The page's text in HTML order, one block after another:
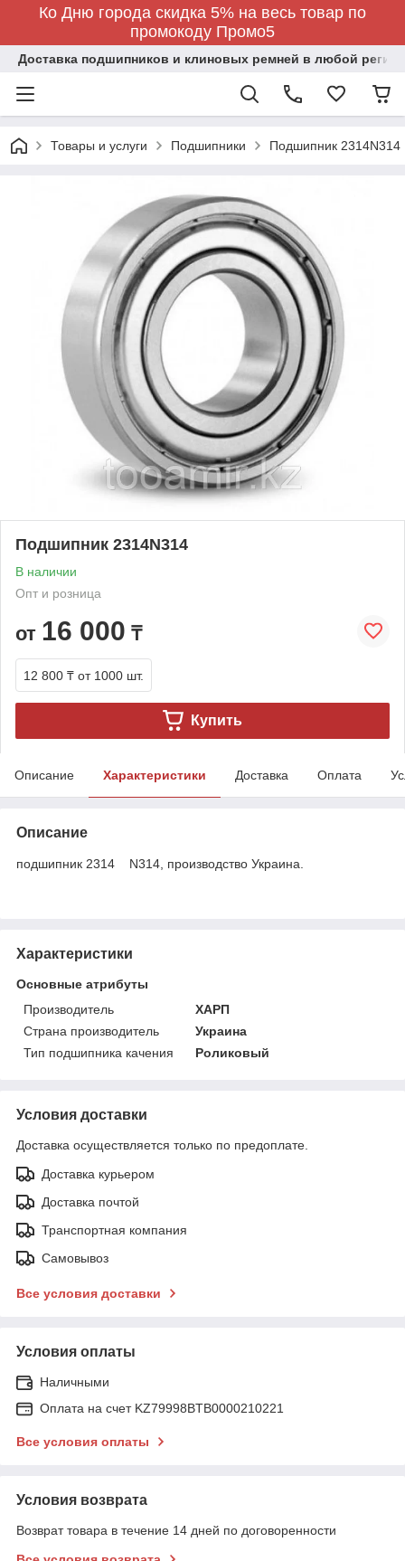
Ко Дню города скидка 5% на весь товар по
промокоду Промо5
Доставка подшипников и клиновых ремней в любой регион
Товары и услуги Подшипники Подшипник 2314N314
Подшипник 2314N314
В наличии
Опт и розница
от 16 000 ₸
12 800 ₸ от 1000 шт.
Купить
Описание Характеристики Доставка Оплата
Описание
подшипник 2314 N314, производство Украина.
Характеристики
Основные атрибуты
Производитель
ХАРП
Страна производитель
Украина
Тип подшипника качения
Роликовый
Условия доставки
Доставка осуществляется только по предоплате.
Доставка курьером
Доставка почтой
Транспортная компания
Самовывоз
Все условия доставки
Условия оплаты
Наличными
Оплата на счет KZ79998BTB0000210221
Все условия оплаты
Условия возврата
Возврат товара в течение 14 дней по договоренности